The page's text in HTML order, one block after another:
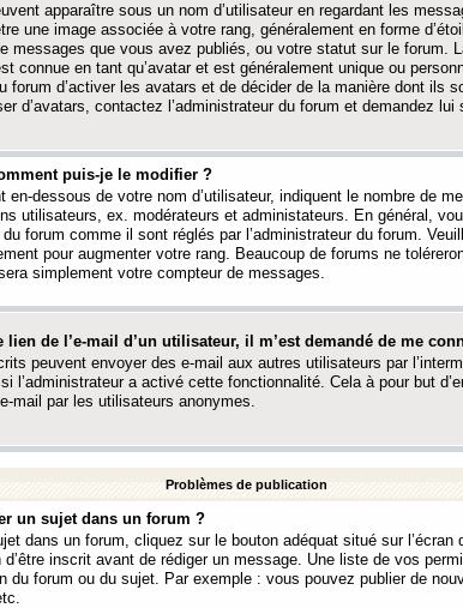
apparaître sous un nom d’utilisateur en regardant les
une image associée à votre rang, généralement en forme
messages que vous avez publiés, ou votre statut sur le forum.
connue en tant qu’avatar et est généralement unique ou
forum d’activer les avatars et de décider de la manière dont ils
d’avatars, contactez l’administrateur du forum et demandez lui
puis-je le modifier ?
en-dessous de votre nom d’utilisateur, indiquent le nombre de
utilisateurs, ex. modérateurs et administateurs. En général,
forum comme il sont réglés par l’administrateur du forum.
pour augmenter votre rang. Beaucoup de forums ne
simplement votre compteur de messages.
de l’e-mail d’un utilisateur, il m’est demandé de me
peuvent envoyer des e-mail aux autres utilisateurs par
l’administrateur a activé cette fonctionnalité. Cela à pour but
mail par les utilisateurs anonymes.
Problèmes de publication
un sujet dans un forum ?
dans un forum, cliquez sur le bouton adéquat situé sur
inscrit avant de rédiger un message. Une liste de vos
du forum ou du sujet. Par exemple : vous pouvez publier de